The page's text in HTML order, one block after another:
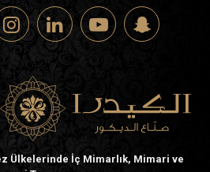
Ülkelerinde İç Mimarlık, Mimari ve